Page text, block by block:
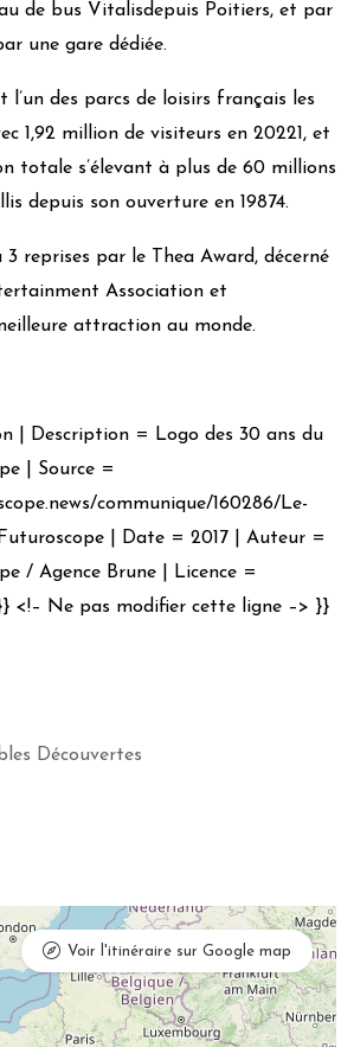
de bus Vitalisdepuis Poitiers, et par
une gare dédiée.
l’un des parcs de loisirs français les
1,92 million de visiteurs en 20221, et
totale s’élevant à plus de 60 millions
depuis son ouverture en 19874.
3 reprises par le Thea Award, décerné
Association et
attraction au monde.
| Description = Logo des 30 ans du
| Source =
communique/160286/Le-
| Date = 2017 | Auteur =
/ Agence Brune | Licence =
<!– Ne pas modifier cette ligne –> }}
Découvertes
Voir l'itinéraire sur Google map